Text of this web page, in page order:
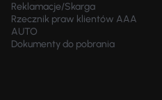
Reklamacje/Skarga
Rzecznik praw klientów AAA
AUTO
Dokumenty do pobrania